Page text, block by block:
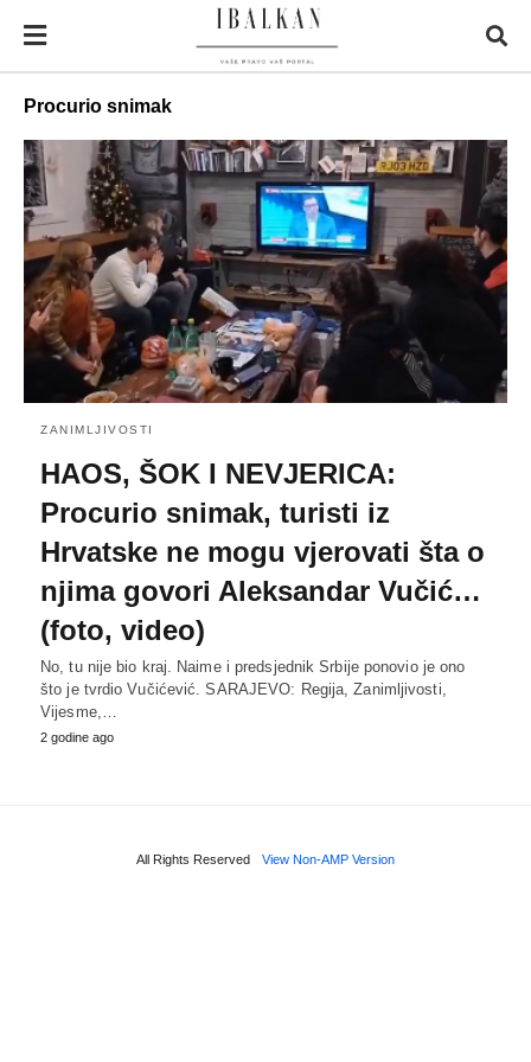
Procurio snimak
ZANIMLJIVOSTI
HAOS, ŠOK I NEVJERICA:
Procurio snimak, turisti iz
Hrvatske ne mogu vjerovati šta o
njima govori Aleksandar Vučić…
(foto, video)
No, tu nije bio kraj. Naime i predsjednik Srbije ponovio je ono
što je tvrdio Vučićević. SARAJEVO: Regija, Zanimljivosti,
Vijesme,…
2 godine ago
All Rights Reserved View Non-AMP Version